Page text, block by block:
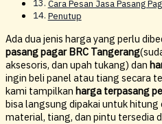
Cara Pesan Jasa Pasang
Penutup
Ada dua jenis harga yang perlu
pasang pagar BRC Tangerang
aksesoris, dan upah tukang) dan
ingin beli panel atau tiang secara
kami tampilkan harga terpasang
bisa langsung dipakai untuk
material, tiang, dan pintu tersedia